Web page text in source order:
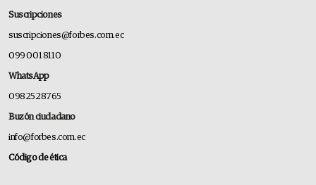
Suscripciones
suscripciones@forbes.com.ec
099 001 8110
WhatsApp
0982528765
Buzón ciudadano
info@forbes.com.ec
Código de ética